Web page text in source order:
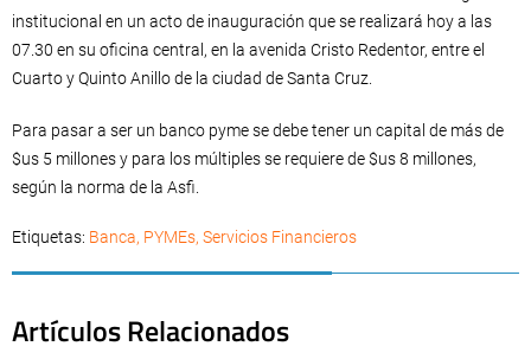
institucional en un acto de inauguración que se realizará hoy a las
07.30 en su oficina central, en la avenida Cristo Redentor, entre el
Cuarto y Quinto Anillo de la ciudad de Santa Cruz.
Para pasar a ser un banco pyme se debe tener un capital de más de
$us 5 millones y para los múltiples se requiere de $us 8 millones,
según la norma de la Asfi.
Etiquetas: Banca, PYMEs, Servicios Financieros
Artículos Relacionados